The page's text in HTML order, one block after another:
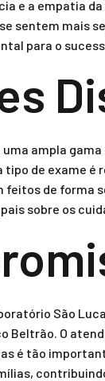
e a empatia
sentem mais
para o
ampla
tipo de exame
de forma
sobre os
São
Beltrão. O
é tão